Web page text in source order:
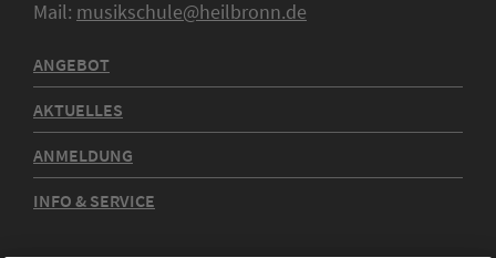
Mail: musikschule@heilbronn.de
ANGEBOT
AKTUELLES
ANMELDUNG
INFO & SERVICE